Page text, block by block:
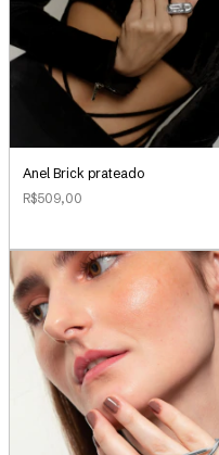
Anel Brick prateado
R$509,00